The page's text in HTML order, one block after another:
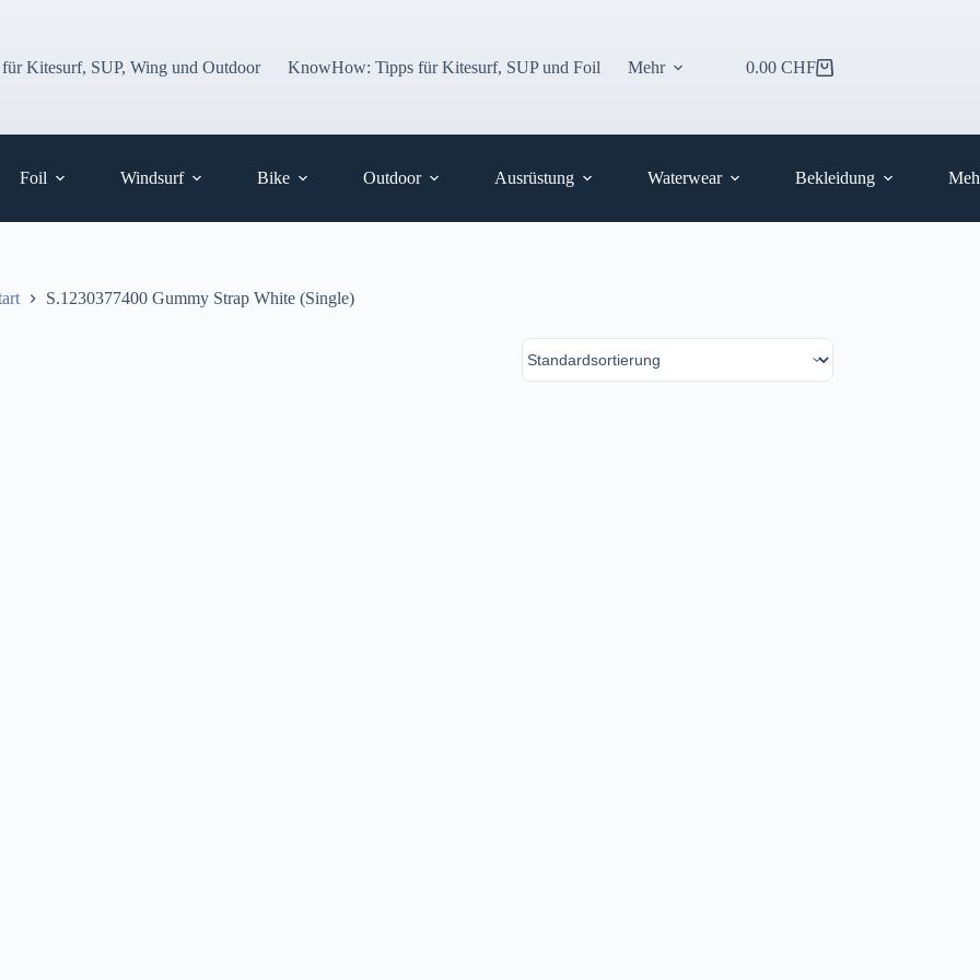
für Kitesurf, SUP, Wing und Outdoor
KnowHow: Tipps für Kitesurf, SUP und Foil Mehr Warenkorb
0.00 CHF
Foil Windsurf Bike Outdoor Ausrüstung Waterwear Bekleidung
S.1230377400 Gummy Strap White (Single)